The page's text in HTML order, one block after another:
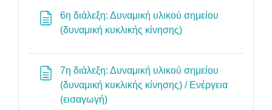
6η διάλεξη: Δυναμική υλικού σημείου
(δυναμική κυκλικής κίνησης)Σελίδα
7η διάλεξη: Δυναμική υλικού σημείου
(δυναμική κυκλικής κίνησης) / Ενέργεια
(εισαγωγή)Σελίδα